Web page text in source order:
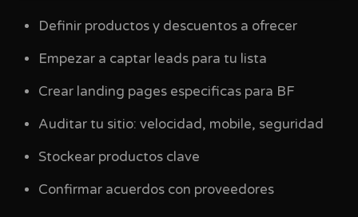
Definir productos y descuentos a ofrecer
Empezar a captar leads para tu lista
Crear landing pages especificas para BF
Auditar tu sitio: velocidad, mobile, seguridad
Stockear productos clave
Confirmar acuerdos con proveedores